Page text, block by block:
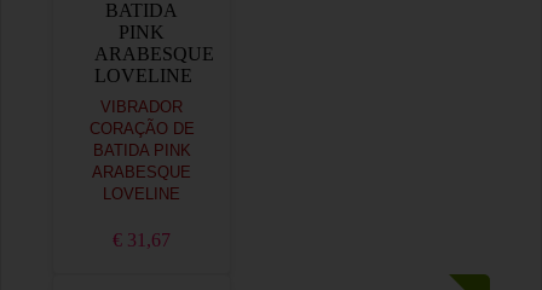
VIBRADOR
CORAÇÃO DE
BATIDA PINK
ARABESQUE
LOVELINE
€ 31,67